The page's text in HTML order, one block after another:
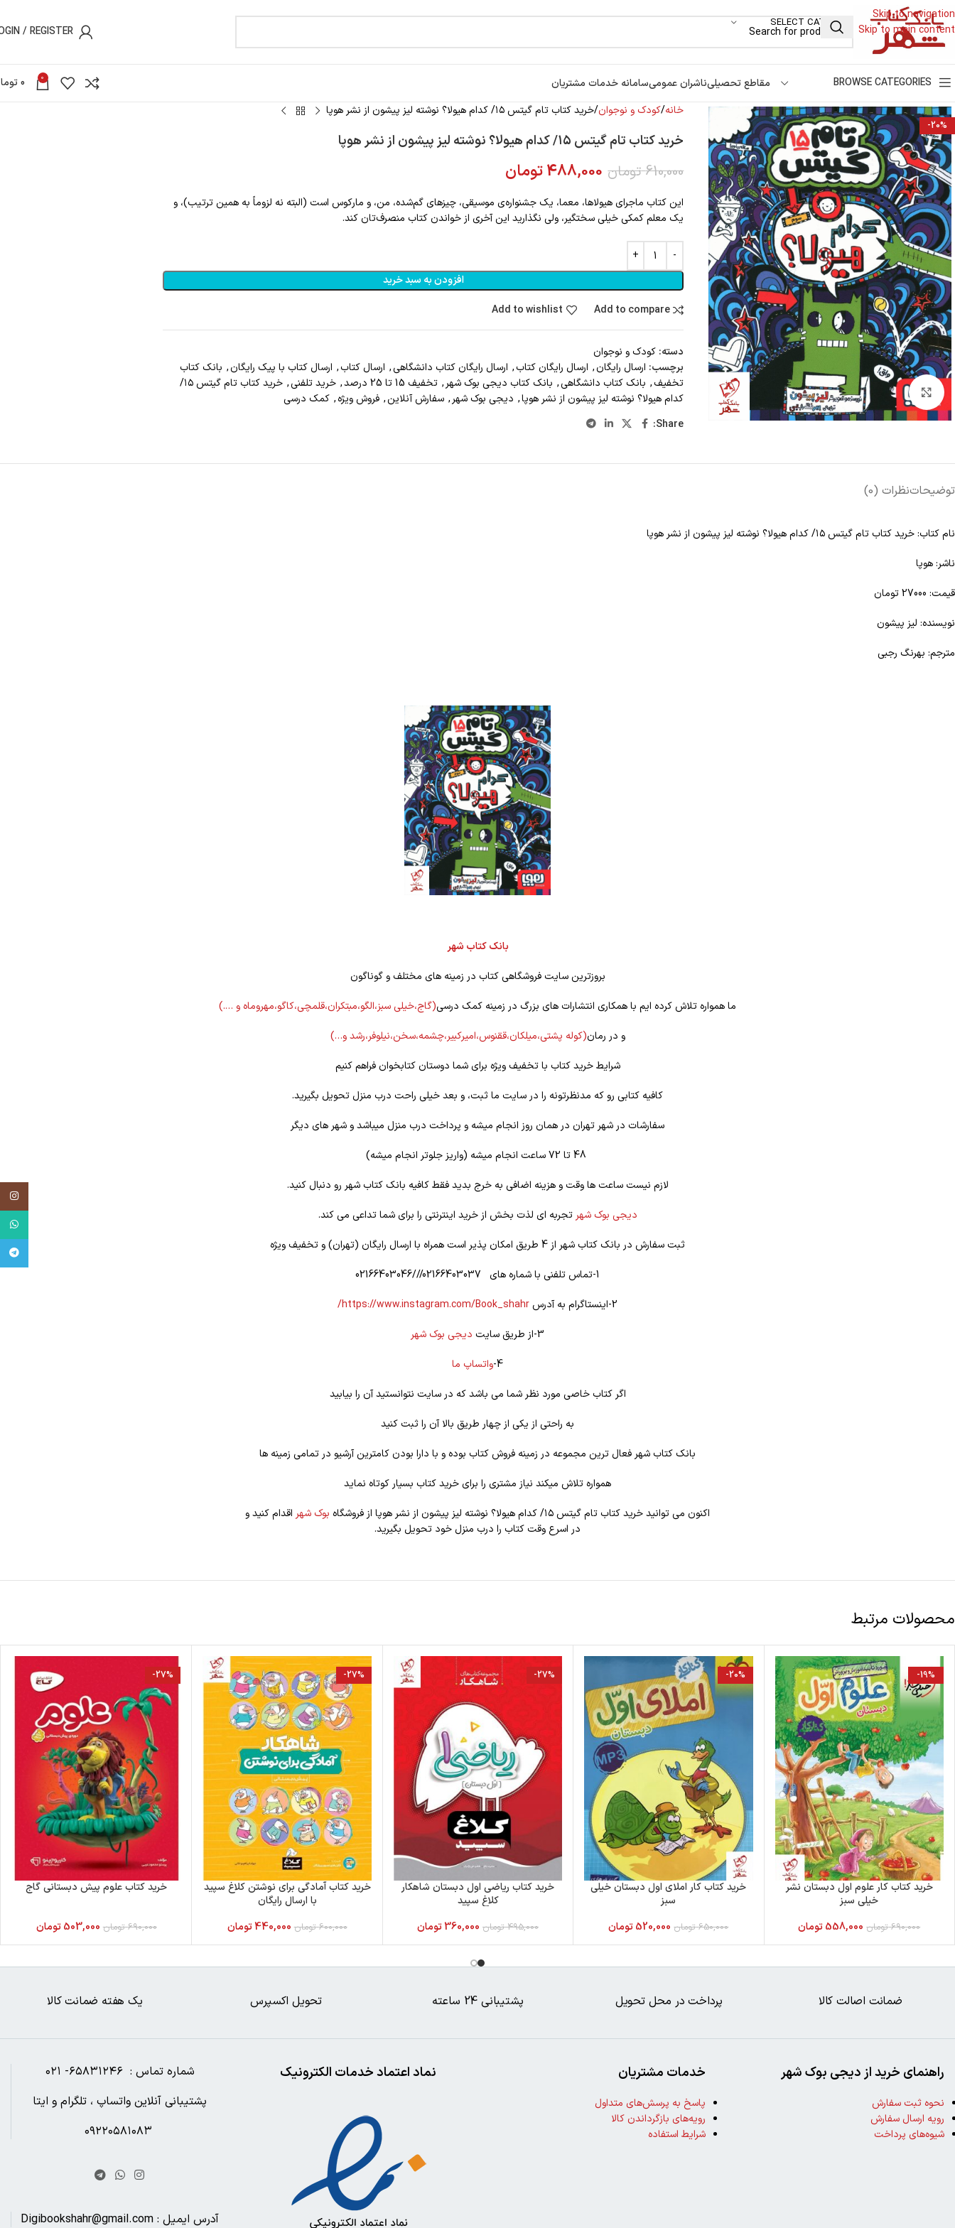
Skip to navigation
Skip to main content
SELECT CATEGORY
/ REGISTER
BROWSE CATEGORIES مقاطع تحصیلیناشران عمومیسامانه خدمات مشتریان 0
0
-20%
Click to enlarge
خانه کودک و نوجوان خرید کتاب تام گیتس ۱۵/ کدام هیولا؟ نوشته لیز پیشون از نشر هوپا
خرید کتاب تام گیتس ۱۵/ کدام هیولا؟ نوشته لیز پیشون از نشر هوپا
610,000 تومان 488,000تومان
این کتاب ماجرای هیولاها، معما، یک جشنواره‌ی موسیقی، چیزهای گم‌شده، من، و مارکوس است (البته نه لزوماً به همین ترتیب)، و
یک معلم کمکی خیلی سختگیر، ولی نگذارید این آخری از خواندن کتاب منصرف‌تان کند.
افزودن به سبد خرید
Add to compare
Add to wishlist
دسته: کودک و نوجوان
برچسب: ارسال رايگان, ارسال رايگان کتاب, ارسال رايگان کتاب دانشگاهي, ارسال کتاب, ارسال کتاب با پيک رايگان, بانک کتاب
تخفيف, بانک کتاب دانشگاهی, بانک کتاب دیجی بوک شهر, تخفیف 15 تا 25 درصد , خريد تلفني,
خرید کتاب تام گیتس ۱۵/
کدام هیولا؟ نوشته لیز پیشون از نشر هوپا, دیجی بوک شهر, سفارش آنلاين, فروش ويژه, کمک درسی
Share:
توضیحاتنظرات (0)
نام کتاب: خرید کتاب تام گیتس ۱۵/ کدام هیولا؟ نوشته لیز پیشون از نشر هوپا
ناشر: هوپا
قیمت: 27000 تومان
نویسنده: لیز پیشون
مترجم: بهرنگ رجبی
بانک کتاب شهر
بروزترین سایت فروشگاهی کتاب در زمینه های مختلف و گوناگون
ما همواره تلاش کرده ایم با همکاری انتشارات های بزرگ در زمینه کمک درسی(گاج،خیلی سبز،الگو،مبتکران،قلمچی،کاگو،مهروماه و ….)
و در رمان(کوله پشتی،میلکان،ققنوس،امیرکبیر،چشمه،سخن،نیلوفر،رشد و…)
شرایط خرید کتاب با تخفیف ویژه برای شما دوستان کتابخوان فراهم کنیم
کافیه کتابی رو که مدنظرتونه را در سایت ما ثبت، و بعد خیلی راحت درب منزل تحویل بگیرید.
سفارشات در شهر تهران در همان روز انجام میشه و پرداخت درب منزل میباشد و شهر های دیگر
لازم نیست ساعت ها وقت و هزینه اضافی به خرج بدید فقط کافیه بانک کتاب شهر رو دنبال کنید.
دیجی بوک شهر تجربه ای لذت بخش از خرید اینترنتی را برای شما تداعی می کند.
ثبت سفارش در بانک کتاب شهر از 4 طریق امکان پذیر است همراه با ارسال رایگان (تهران) و تخفیف ویژه
1-تماس تلفنی با شماره های 02166403037///02166403046
2-اینستاگرام به آدرس
https://www.instagram.com/Book_shahr/
3-از طریق سایت
دیجی بوک شهر
4- واتساپ ما
اگر کتاب خاصی مورد نظر شما می باشد که در سایت نتوانستید آن را بیابید
به راحتی از یکی از چهار طریق بالا آن را ثبت کنید
بانک کتاب شهر فعال ترین مجموعه در زمینه فروش کتاب بوده و با دارا بودن کامترین آرشیو در تمامی زمینه ها
همواره تلاش میکند نیاز مشتری را برای خرید کتاب بسیار کوتاه نماید
اکنون می توانید خرید کتاب تام گیتس ۱۵/ کدام هیولا؟ نوشته لیز پیشون از نشر هوپا از فروشگاه
بوک شهر اقدام کنید و
در اسرع وقت کتاب را درب منزل خود تحویل بگیرید.
محصولات مرتبط
-19%
خرید کتاب کار علوم اول دبستان نشر
خیلی سبز
690,000 تومان 558,000تومان
-20%
خرید کتاب کار املای اول دبستان خیلی
سبز
650,000 تومان 520,000تومان
-27%
خرید کتاب ریاضی اول دبستان شاهکار
کلاغ سپید
495,000 تومان 360,000تومان
-27%
خرید کتاب آمادگی برای نوشتن کلاغ سپید
با ارسال رایگان
600,000 تومان 440,000تومان
-27%
خرید کتاب علوم پیش دبستانی گاج
690,000 تومان 503,000 تومان
ضمانت اصالت کالا پرداخت در محل تحویل پشتیبانی 24 ساعته تحویل اکسپرس یک هفته ضمانت کالا
شماره تماس : ۶۵۸۳۱۲۴۶- ۰۲۱
پشتیبانی آنلاین واتساپ ، تلگرام و ایتا
آدرس ایمیل : Digibookshahr@gmail.com
نماد اعتماد خدمات الکترونیک خدمات مشتریان
پاسخ به پرسش‌های متداول
رویه‌های بازگرداندن کالا
شرایط استفاده
راهنمای خرید از دیجی بوک شهر
نحوه ثبت سفارش
رویه ارسال سفارش
شیوه‌های پرداخت